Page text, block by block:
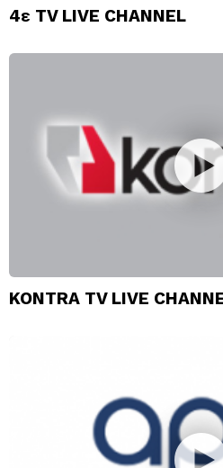
4ε TV LIVE CHANNEL
KONTRA TV LIVE